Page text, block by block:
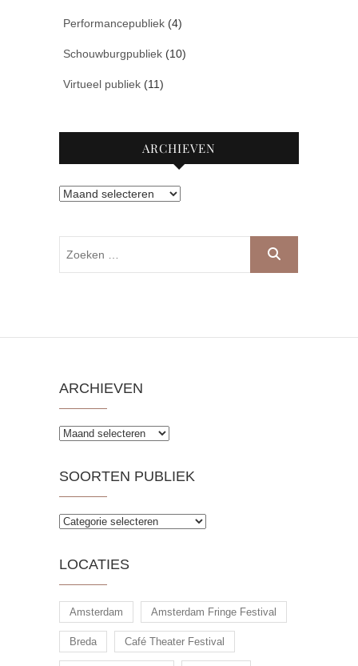
Performancepubliek (4)
Schouwburgpubliek (10)
Virtueel publiek (11)
ARCHIEVEN
Archieven
Zoeken
ARCHIEVEN
Archieven
SOORTEN PUBLIEK
Soorten
LOCATIES
Amsterdam Amsterdam Fringe Festival
Breda Café Theater Festival